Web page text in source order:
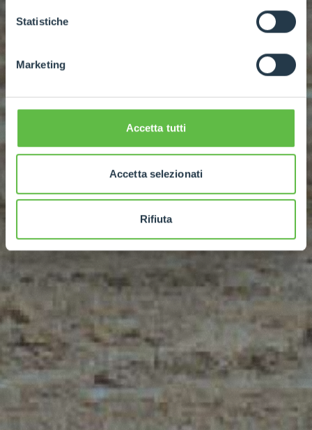
GDPR abbiamo predisposto una
apposita procedura.
Statistiche
Marketing
Accetta tutti
Accetta selezionati
Rifiuta